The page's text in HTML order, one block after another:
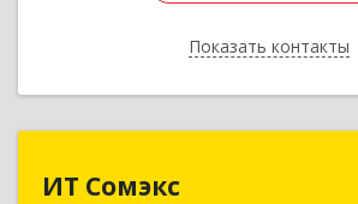
Показать контакты
Назад
ИТ Сомэкс